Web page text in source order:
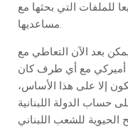
للملفات التي بحثها مع
مساعديها.
بعد الآن التعاطي مع
أميركي مع أي طرف كان
إلا على هذا الأساس،
حساب الدولة اللبنانية